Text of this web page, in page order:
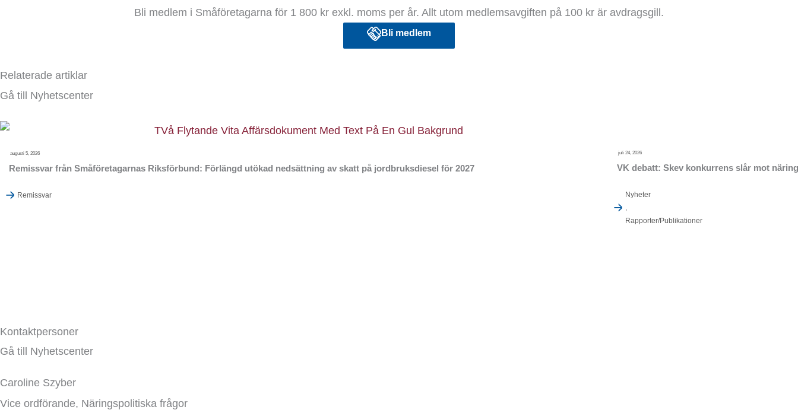
Bli medlem i Småföretagarna för 1 800 kr exkl. moms per år. Allt utom medlemsavgiften på 100 kr är avdragsgill.
Bli medlem
Relaterade artiklar
Gå till Nyhetscenter
augusti 5, 2026
Remissvar från Småföretagarnas Riksförbund: Förlängd utökad nedsättning av skatt på jordbruksdiesel för 2027
Remissvar
juli 24, 2026
VK debatt: Skev konkurrens slår mot
Nyheter
,
Rapporter/Publikationer
Kontaktpersoner
Gå till Nyhetscenter
Caroline Szyber
Vice ordförande, Näringspolitiska frågor